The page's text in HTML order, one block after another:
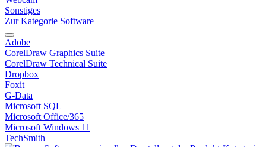
Sonstiges
Zur Kategorie Software
Adobe
CorelDraw Graphics Suite
CorelDraw Technical Suite
Dropbox
Foxit
G-Data
Microsoft SQL
Microsoft Office/365
Microsoft Windows 11
TechSmith